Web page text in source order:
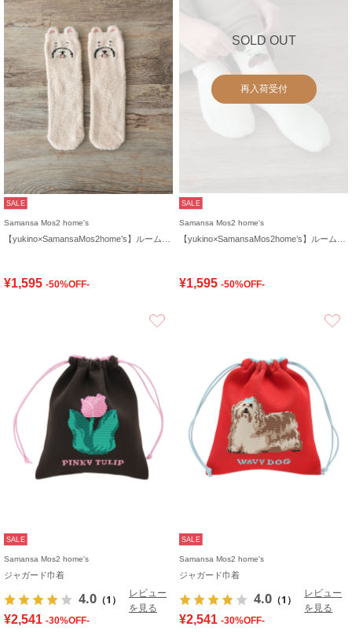
SALE
Samansa Mos2 home's
¥1,595 -50%OFF-
SOLD OUT
再入荷受付
SALE
Samansa Mos2 home's
¥1,595 -50%OFF-
SALE
Samansa Mos2 home's
ジャガード巾着
4.0 （1）
レビュー
を見る
¥2,541 -30%OFF-
SALE
Samansa Mos2 home's
ジャガード巾着
4.0 （1）
レビュー
を見る
¥2,541 -30%OFF-